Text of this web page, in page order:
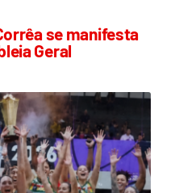
se manifesta
Geral